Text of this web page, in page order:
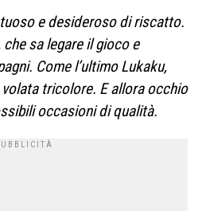
e desideroso di riscatto.
sa legare il gioco e
Come l’ultimo Lukaku,
tricolore. E allora occhio
occasioni di qualità.